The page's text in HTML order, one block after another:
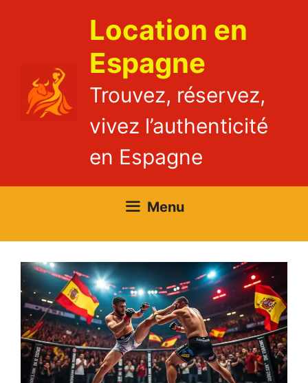
Location en
Espagne
Trouvez, réservez,
vivez l’authenticité
en Espagne
Menu